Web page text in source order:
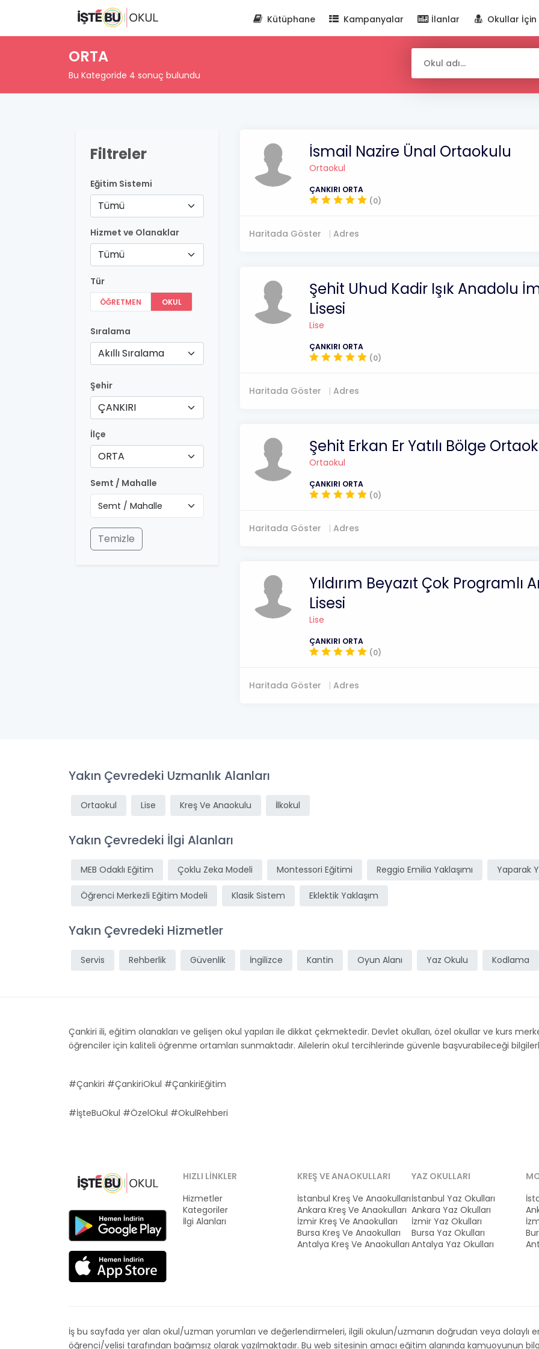
Kütüphane Kampanyalar İlanlar Okullar İçin
ORTA
Bu Kategoride 4 sonuç bulundu
Filtreler
Eğitim Sistemi
Tümü
Hizmet ve Olanaklar
Tümü
Tür
ÖĞRETMEN OKUL
Sıralama
Akıllı Sıralama
Şehir
ÇANKIRI
İlçe
ORTA
Semt / Mahalle
Temizle
İsmail Nazire Ünal Ortaokulu
Ortaokul
ÇANKIRI ORTA
(0)
Haritada Göster Adres
Şehit Uhud Kadir Işık Anadolu
Lisesi
Lise
ÇANKIRI ORTA
(0)
Haritada Göster Adres
Şehit Erkan Er Yatılı Bölge
Ortaokul
ÇANKIRI ORTA
(0)
Haritada Göster Adres
Yıldırım Beyazıt Çok Programlı
Lisesi
Lise
ÇANKIRI ORTA
(0)
Haritada Göster Adres
Yakın Çevredeki Uzmanlık Alanları
Ortaokul Lise Kreş Ve Anaokulu İlkokul
Yakın Çevredeki İlgi Alanları
MEB Odaklı Eğitim Çoklu Zeka Modeli Montessori Eğitimi Reggio Emilia Yaklaşımı Yaparak
Öğrenci Merkezli Eğitim Modeli Klasik Sistem Eklektik Yaklaşım
Yakın Çevredeki Hizmetler
Servis Rehberlik Güvenlik İngilizce Kantin Oyun Alanı Yaz Okulu Kodlama
Çankiri ili, eğitim olanakları ve gelişen okul yapıları ile dikkat çekmektedir. Devlet okulları, özel okullar ve kurs
öğrenciler için kaliteli öğrenme ortamları sunmaktadır. Ailelerin okul tercihlerinde güvenle başvurabileceği
#Çankiri #ÇankiriOkul #ÇankiriEğitim
#İşteBuOkul #ÖzelOkul #OkulRehberi
HIZLI LINKLER
Hizmetler
Kategoriler
İlgi Alanları
KREŞ VE ANAOKULLARI
İstanbul Kreş Ve Anaokulları
Ankara Kreş Ve Anaokulları
İzmir Kreş Ve Anaokulları
Bursa Kreş Ve Anaokulları
Antalya Kreş Ve Anaokulları
YAZ OKULLARI
İstanbul Yaz Okulları
Ankara Yaz Okulları
İzmir Yaz Okulları
Bursa Yaz Okulları
Antalya Yaz Okulları
İş bu sayfada yer alan okul/uzman yorumları ve değerlendirmeleri, ilgili okulun/uzmanın doğrudan veya dolaylı
öğrenci/velisi tarafından bağımsız olarak yazılmaktadır. Bu web sitesinin amacı eğitim alanında kamuoyunun